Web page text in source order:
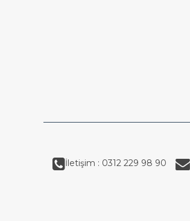
İletişim : 0312 229 98 90